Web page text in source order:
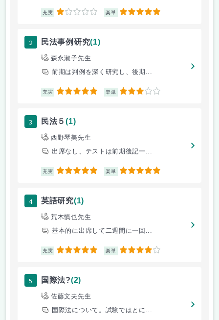
充実 1 楽単 5
2 民法事例研究(1)
森永淑子先生
前期は判例を深く研究し、後期...
充実 5 楽単 3
3 民法５(1)
西野琴美先生
出席なし、テストは前期後記一...
充実 5 楽単 5
4 英語研究(1)
荒木慎也先生
基本的に出席して二週間に一回...
充実 5 楽単 4
5 国際法?(2)
佐藤文夫先生
国際法について。試験ではとに...